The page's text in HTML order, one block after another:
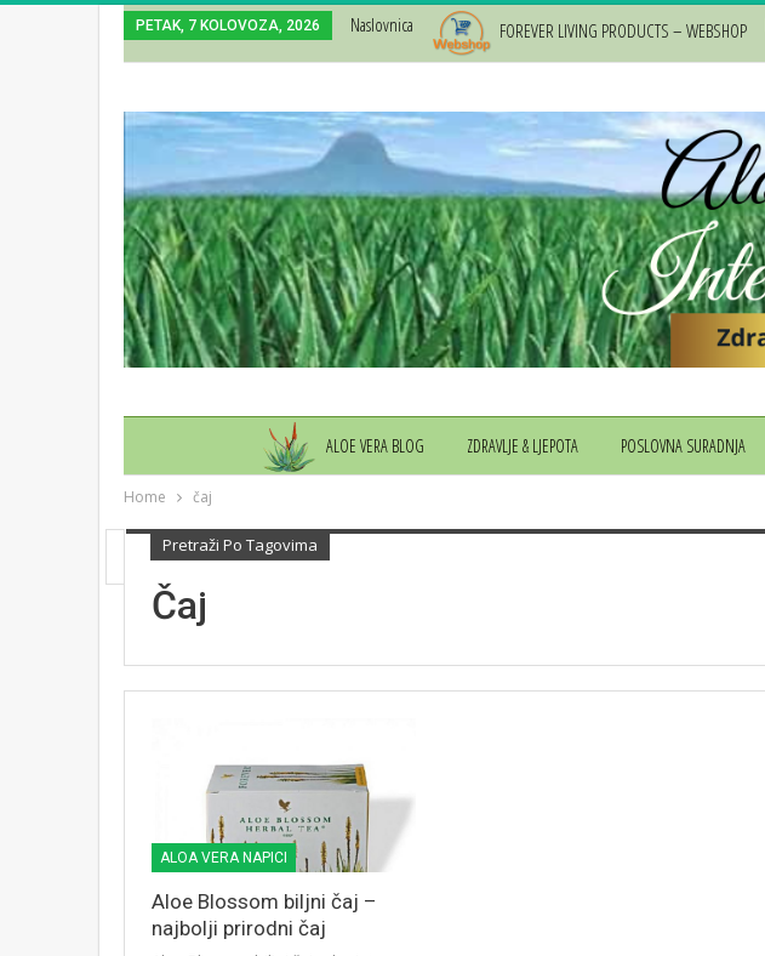
PETAK, 7 KOLOVOZA, 2026 Naslovnica FOREVER LIVING PRODUCTS – WEBSHOP
ALOE VERA BLOG ZDRAVLJE & LJEPOTA POSLOVNA SURADNJA
Home čaj
Pretraži Po Tagovima
Čaj
ALOA VERA NAPICI
Aloe Blossom biljni čaj –
najbolji prirodni čaj